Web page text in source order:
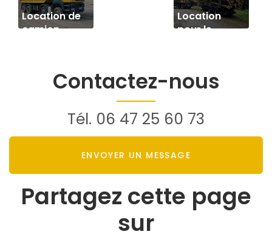
Location de
camion
Location
pour le
Contactez-nous
Tél. 06 47 25 60 73
ENVOYER UN MESSAGE
Partagez cette page
sur